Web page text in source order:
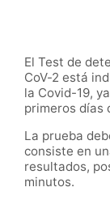
El Test de
CoV-2 está
la Covid-19,
primeros días
La prueba
consiste en
resultados,
minutos.